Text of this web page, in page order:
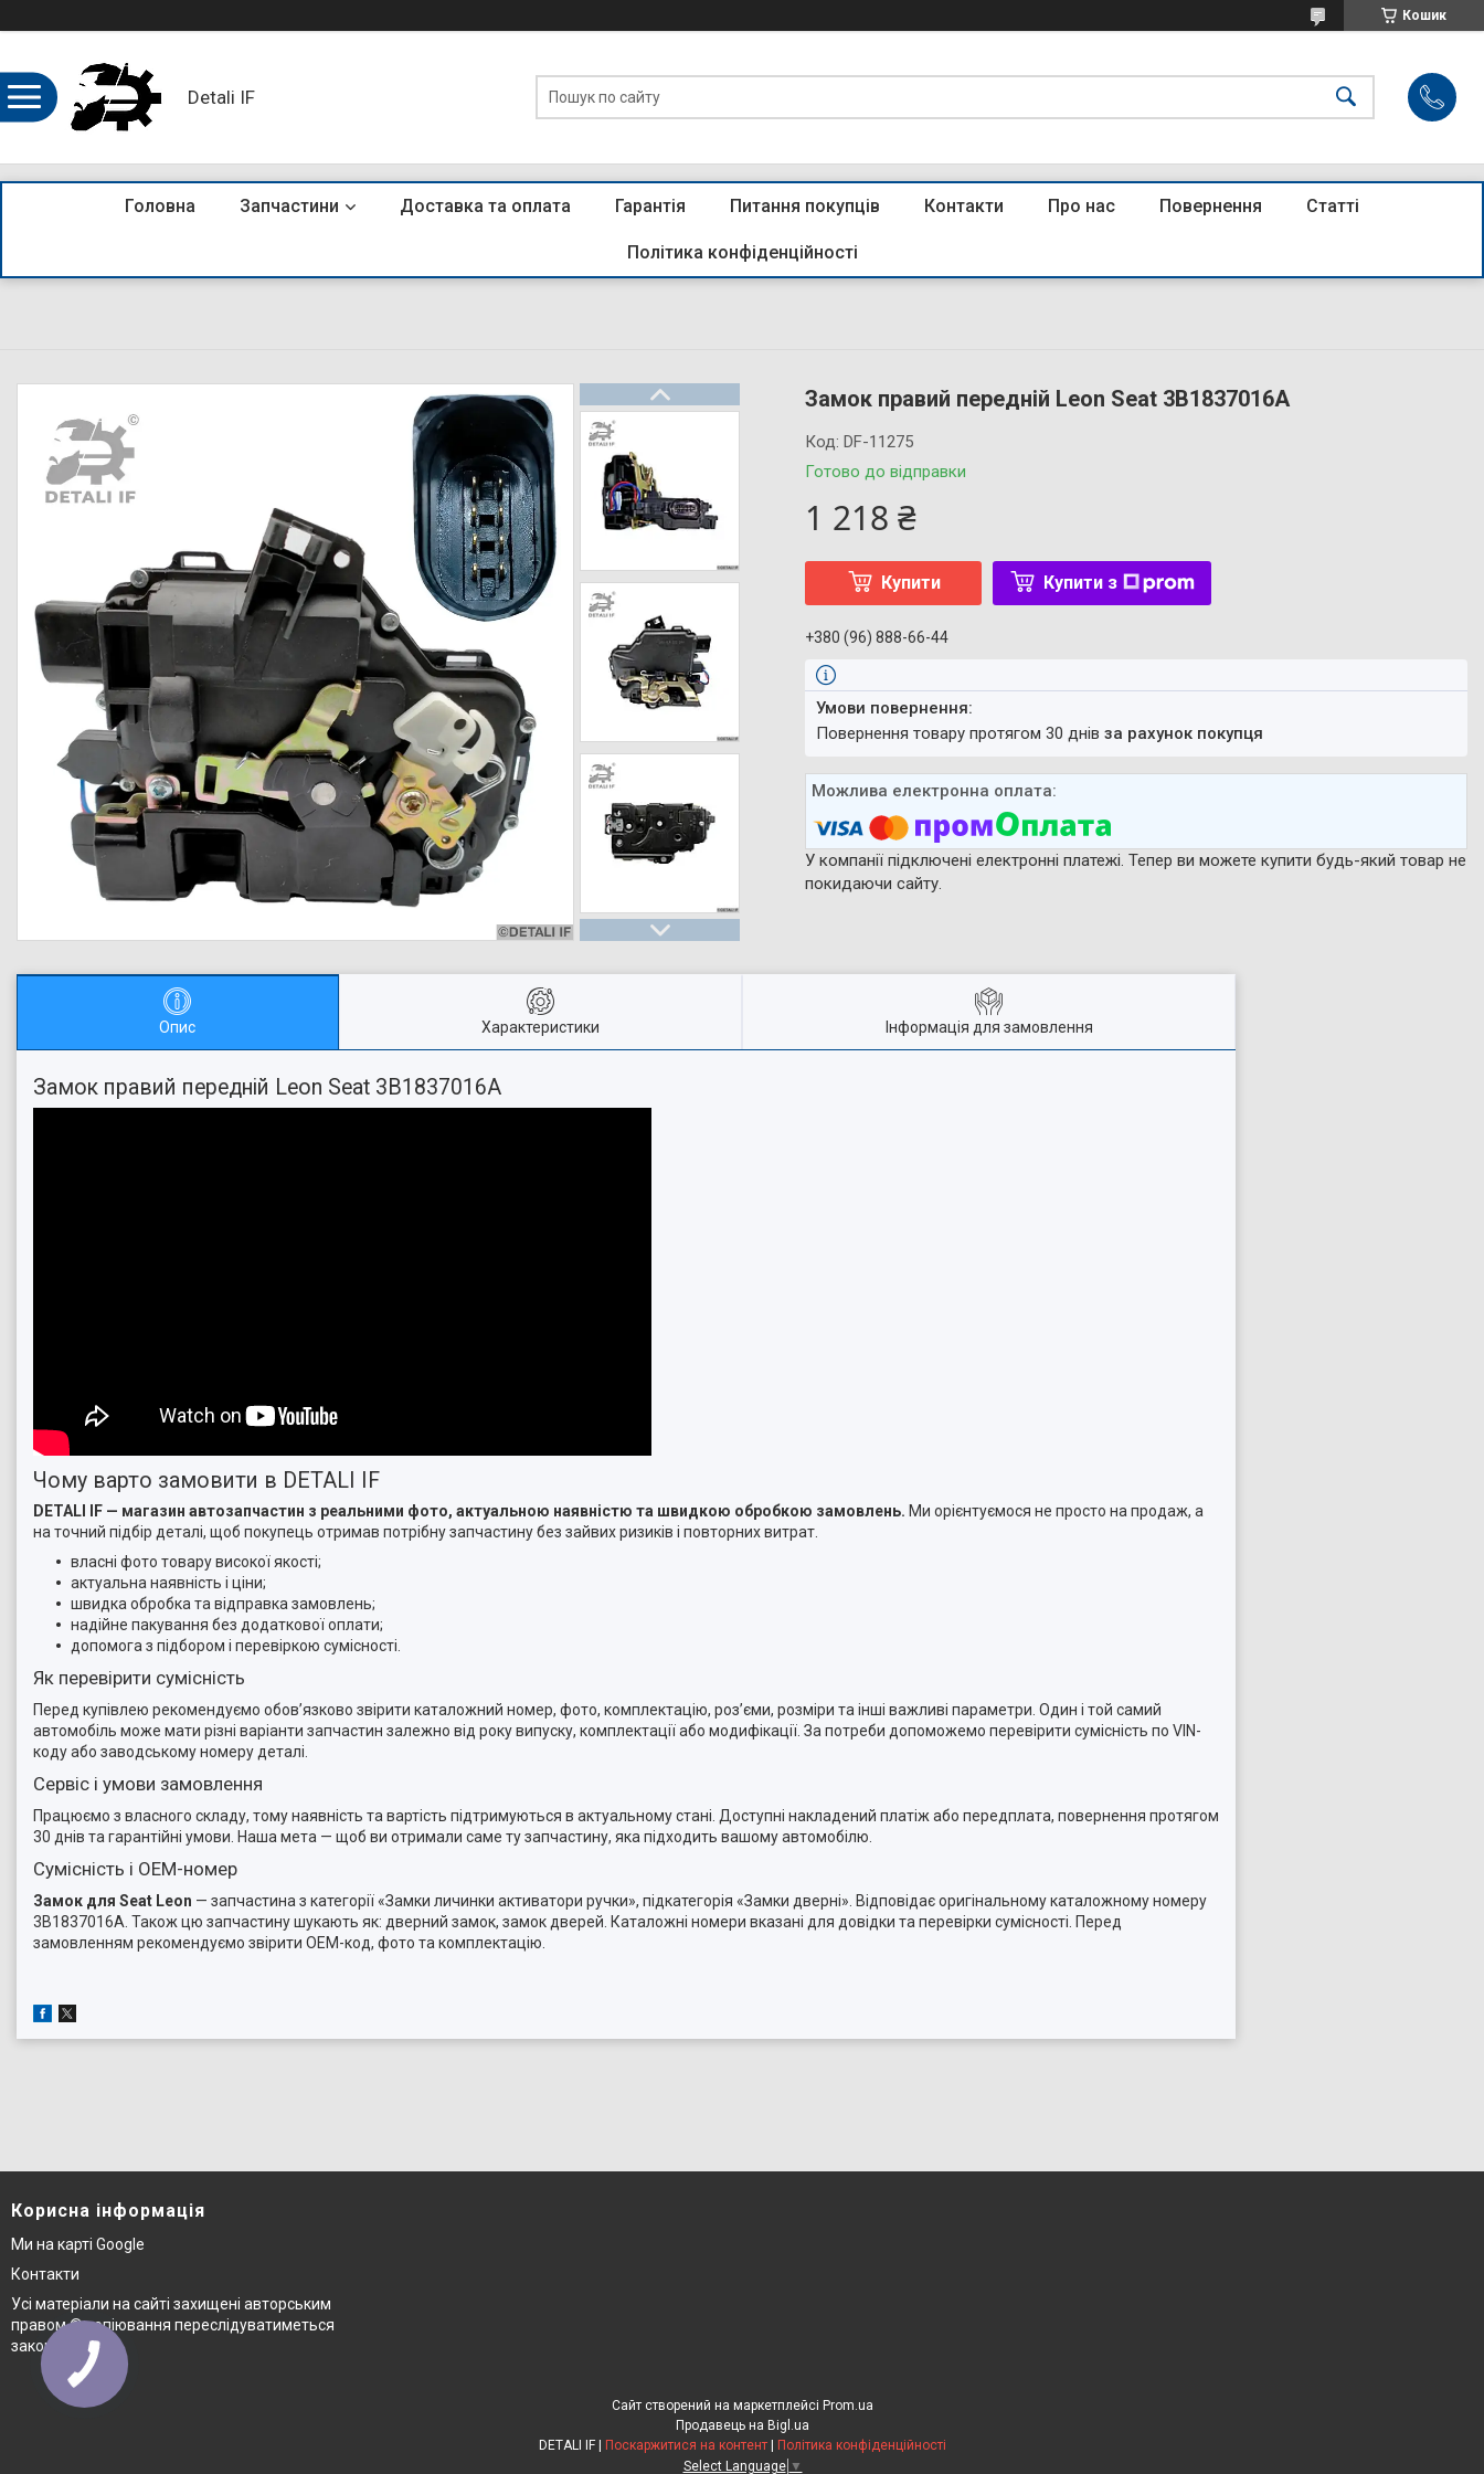
Кошик
Detali IF
Головна Запчастини Доставка та оплата Гарантія Питання покупців Контакти Про нас Повернення Статті
Політика конфіденційності
Замок правий передній Leon Seat 3B1837016A
Готово до відправки
Код:DF-11275
1 218 ₴
Купити Купити з
+380 (96) 888-66-44
повернення товару протягом 30 днівза рахунок покупця
У компанії підключені електронні платежі. Тепер ви можете купити будь-який товар не
покидаючи сайту.
Опис Характеристики Інформація для замовлення
Замок правий передній Leon Seat 3B1837016A
Чому варто замовити в DETALI IF
DETALI IF — магазин автозапчастин з реальними фото, актуальною наявністю та швидкою обробкою замовлень. Ми орієнтуємося не просто на продаж, а
на точний підбір деталі, щоб покупець отримав потрібну запчастину без зайвих ризиків і повторних витрат.
власні фото товару високої якості;
актуальна наявність і ціни;
швидка обробка та відправка замовлень;
надійне пакування без додаткової оплати;
допомога з підбором і перевіркою сумісності.
Як перевірити сумісність
Перед купівлею рекомендуємо обов’язково звірити каталожний номер, фото, комплектацію, роз’єми, розміри та інші важливі параметри. Один і той самий
автомобіль може мати різні варіанти запчастин залежно від року випуску, комплектації або модифікації. За потреби допоможемо перевірити сумісність по VIN-
коду або заводському номеру деталі.
Сервіс і умови замовлення
Працюємо з власного складу, тому наявність та вартість підтримуються в актуальному стані. Доступні накладений платіж або передплата, повернення протягом
30 днів та гарантійні умови. Наша мета — щоб ви отримали саме ту запчастину, яка підходить вашому автомобілю.
Сумісність і OEM-номер
Замок для Seat Leon — запчастина з категорії «Замки личинки активатори ручки», підкатегорія «Замки дверні». Відповідає оригінальному каталожному номеру
3B1837016A. Також цю запчастину шукають як: дверний замок, замок дверей. Каталожні номери вказані для довідки та перевірки сумісності. Перед
замовленням рекомендуємо звірити OEM-код, фото та комплектацію.
Корисна інформація
Ми на карті Google
Контакти
Усі матеріали на сайті захищені авторським
правом © копіювання переслідуватиметься
законом
Сайт створений на маркетплейсі Prom.ua
Продавець на Bigl.ua
Поскаржитися на контент
Політика конфіденційності
Select Language ▼